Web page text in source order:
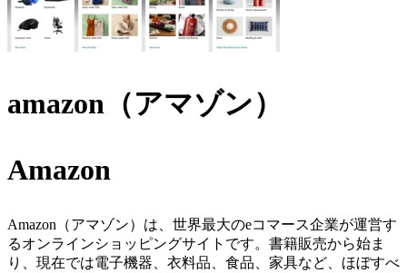
amazon（アマゾン）
Amazon
Amazon（アマゾン）は、世界最大のeコマース企業が運営す
るオンラインショッピングサイトです。書籍販売から始ま
り、現在では電子機器、衣料品、食品、家具など、ほぼすべ